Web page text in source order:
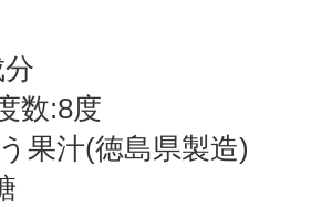
数:8度
果汁(徳島県製造)